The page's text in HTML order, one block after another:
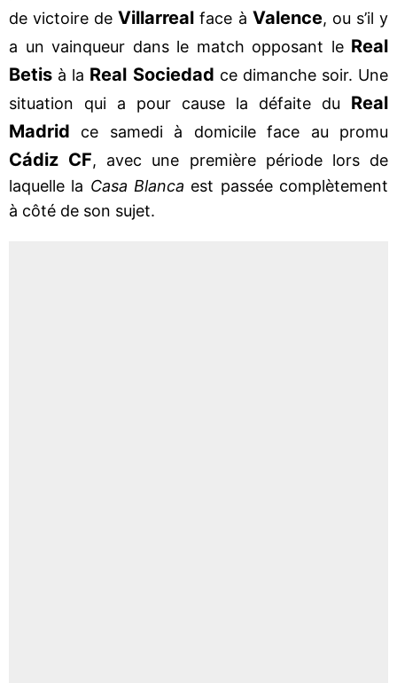
de victoire deVillarreal face à Valence, ou s’il y
a un vainqueur dans le match opposant le Real
Betis à la Real Sociedad ce dimanche soir. Une
situation qui a pour cause la défaite du Real
Madrid ce samedi à domicile face au promu
Cádiz CF, avec une première période lors de
laquelle la Casa Blanca est passée complètement
à côté de son sujet.